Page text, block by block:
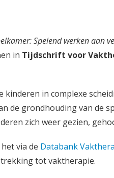
Spelend werken aan
in Tijdschrift voor
in complexe
de grondhouding van de
zich weer gezien,
via de Databank
tot vaktherapie.